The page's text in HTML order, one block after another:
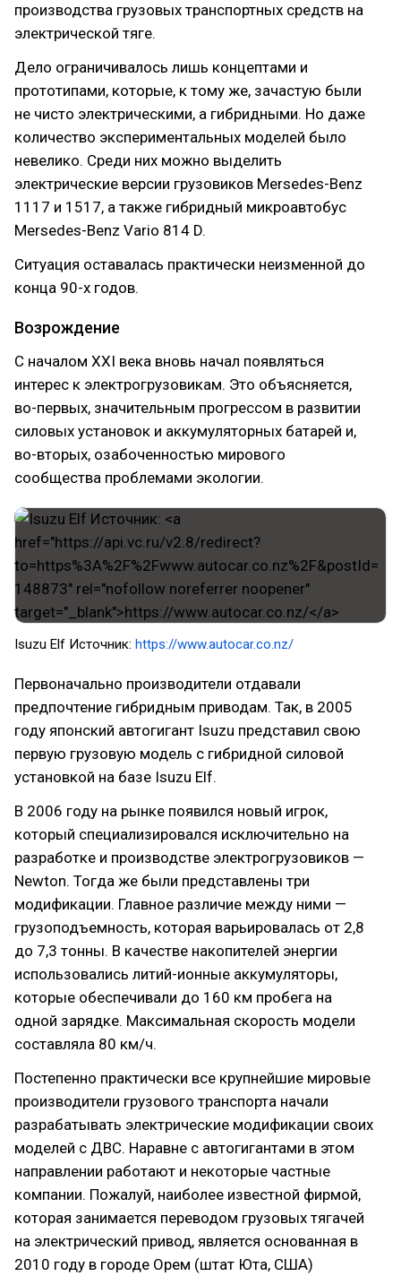
производства грузовых транспортных средств на
электрической тяге.
Дело ограничивалось лишь концептами и
прототипами, которые, к тому же, зачастую были
не чисто электрическими, а гибридными. Но даже
количество экспериментальных моделей было
невелико. Среди них можно выделить
электрические версии грузовиков Mersedes-Benz
1117 и 1517, а также гибридный микроавтобус
Mersedes-Benz Vario 814 D.
Ситуация оставалась практически неизменной до
конца 90-х годов.
Возрождение
С началом XXI века вновь начал появляться
интерес к электрогрузовикам. Это объясняется,
во-первых, значительным прогрессом в развитии
силовых установок и аккумуляторных батарей и,
во-вторых, озабоченностью мирового
сообщества проблемами экологии.
Isuzu Elf Источник: https://www.autocar.co.nz/
Первоначально производители отдавали
предпочтение гибридным приводам. Так, в 2005
году японский автогигант Isuzu представил свою
первую грузовую модель с гибридной силовой
установкой на базе Isuzu Elf.
В 2006 году на рынке появился новый игрок,
который специализировался исключительно на
разработке и производстве электрогрузовиков —
Newton. Тогда же были представлены три
модификации. Главное различие между ними —
грузоподъемность, которая варьировалась от 2,8
до 7,3 тонны. В качестве накопителей энергии
использовались литий-ионные аккумуляторы,
которые обеспечивали до 160 км пробега на
одной зарядке. Максимальная скорость модели
составляла 80 км/ч.
Постепенно практически все крупнейшие мировые
производители грузового транспорта начали
разрабатывать электрические модификации своих
моделей с ДВС. Наравне с автогигантами в этом
направлении работают и некоторые частные
компании. Пожалуй, наиболее известной фирмой,
которая занимается переводом грузовых тягачей
на электрический привод, является основанная в
2010 году в городе Орем (штат Юта, США)